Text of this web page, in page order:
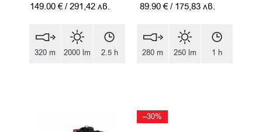
149.00 € / 291,42 лв.
2000 lm
320 m 2.5 h
89.90 € / 175,83 лв.
250 lm
280 m 1 h
–30%